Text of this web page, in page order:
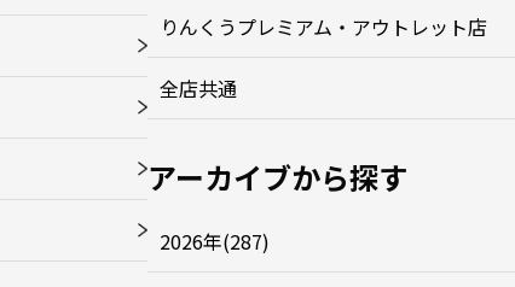
りんくうプレミアム・アウトレット店
全店共通
アーカイブから探す
2026年(287)